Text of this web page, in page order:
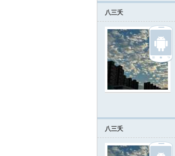
八三夭
八三夭